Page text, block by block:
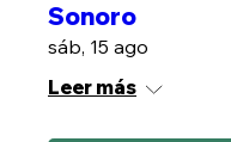
Sonoro
sáb, 15 ago
Leer más